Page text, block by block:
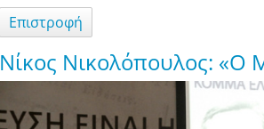
Επιστροφή
Νίκος Νικολόπουλος: «Ο